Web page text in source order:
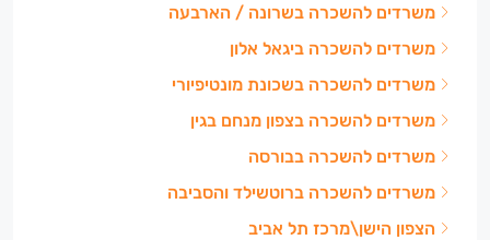
משרדים להשכרה בשרונה / הארבעה
משרדים להשכרה ביגאל אלון
משרדים להשכרה בשכונת מונטיפיורי
משרדים להשכרה בצפון מנחם בגין
משרדים להשכרה בבורסה
משרדים להשכרה ברוטשילד והסביבה
הצפון הישן\מרכז תל אביב